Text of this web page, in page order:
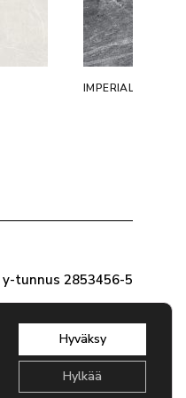
IMPERIAL CENIZA
y-tunnus 2853456-5
Hyväksy
Hylkää